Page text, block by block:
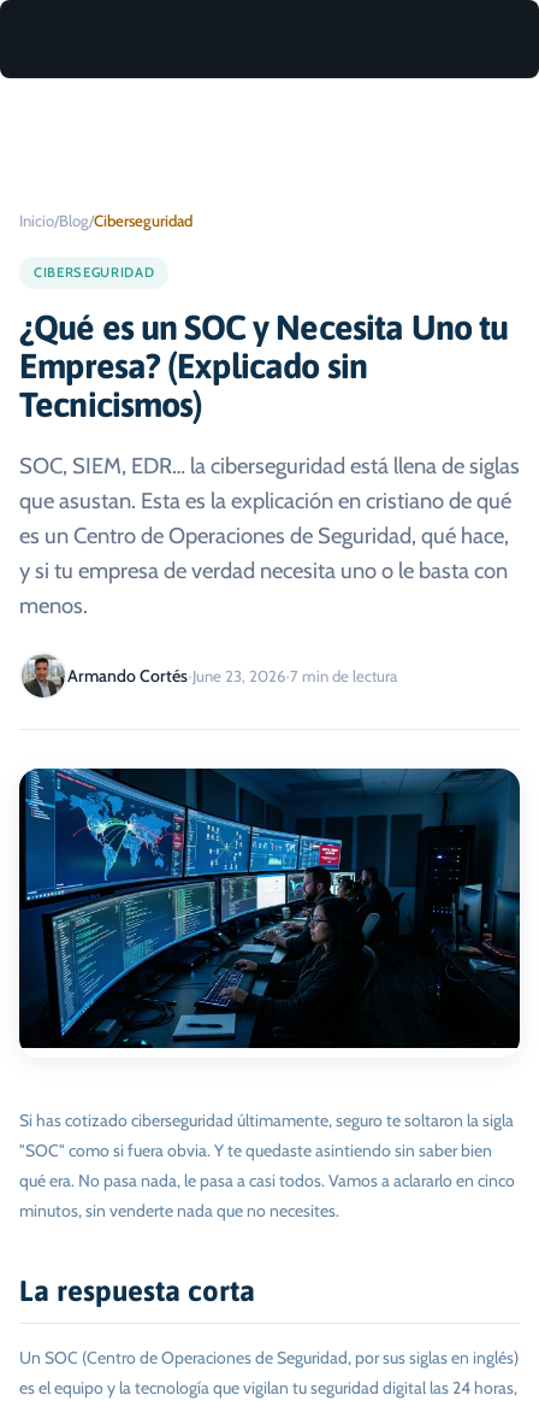
Inicio/Blog/Ciberseguridad
CIBERSEGURIDAD
¿Qué es un SOC y Necesita Uno tu
Empresa? (Explicado sin
Tecnicismos)
SOC, SIEM, EDR… la ciberseguridad está llena de siglas
que asustan. Esta es la explicación en cristiano de qué
es un Centro de Operaciones de Seguridad, qué hace,
y si tu empresa de verdad necesita uno o le basta con
menos.
Armando Cortés·June 23, 2026·7 min de lectura
Si has cotizado ciberseguridad últimamente, seguro te soltaron la sigla
"SOC" como si fuera obvia. Y te quedaste asintiendo sin saber bien
qué era. No pasa nada, le pasa a casi todos. Vamos a aclararlo en cinco
minutos, sin venderte nada que no necesites.
La respuesta corta
Un SOC (Centro de Operaciones de Seguridad, por sus siglas en inglés)
es el equipo y la tecnología que vigilan tu seguridad digital las 24 horas,